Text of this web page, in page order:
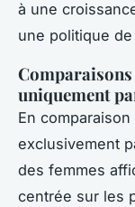
à une
une politique
Comparaisons
uniquement
En
exclusivement
des femmes
centrée sur les